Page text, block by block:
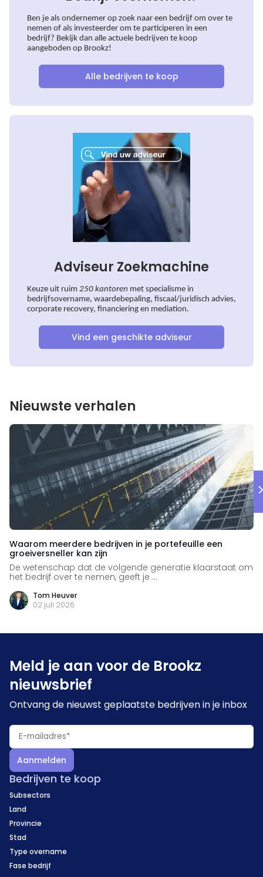
Ben je als ondernemer op zoek naar een bedrijf om over te
nemen of als investeerder om te participeren in een
bedrijf? Bekijk dan alle actuele bedrijven te koop
aangeboden op Brookz!
Alle bedrijven te koop
Adviseur Zoekmachine
Keuze uit ruim 250 kantoren met specialisme in
bedrijfsovername, waardebepaling, fiscaal/juridisch advies,
corporate recovery, financiering en mediation.
Vind een geschikte adviseur
Nieuwste verhalen
Waarom meerdere bedrijven in je portefeuille een
groeiversneller kan zijn
De wetenschap dat de volgende generatie klaarstaat om
het bedrijf over te nemen, geeft je ...
Tom Heuver
02 juli 2026
Meld je aan voor de Brookz
nieuwsbrief
Ontvang de nieuwst geplaatste bedrijven in je inbox
Aanmelden
Bedrijven te koop
Subsectors
Land
Provincie
Stad
Type overname
Fase bedrijf